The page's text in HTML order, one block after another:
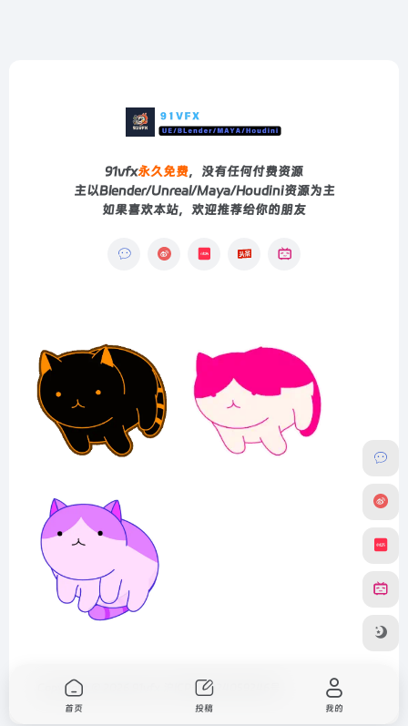
91vfx永久免费，没有任何付费资源
主以Blender/Unreal/Maya/Houdini资源为主
如果喜欢本站，欢迎推荐给你的朋友
Copyright © 2026 沪ICP备2024059246号
首页 投稿 我的